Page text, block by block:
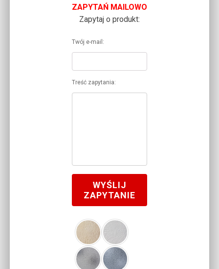
ZAPYTAŃ MAILOWO
Zapytaj o produkt:
Twój e-mail:
Treść zapytania:
WYŚLIJ
ZAPYTANIE